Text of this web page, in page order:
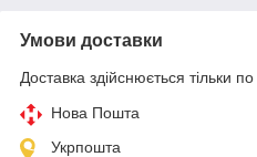
Умови доставки
Доставка здійснюється тільки
Нова Пошта
Укрпошта